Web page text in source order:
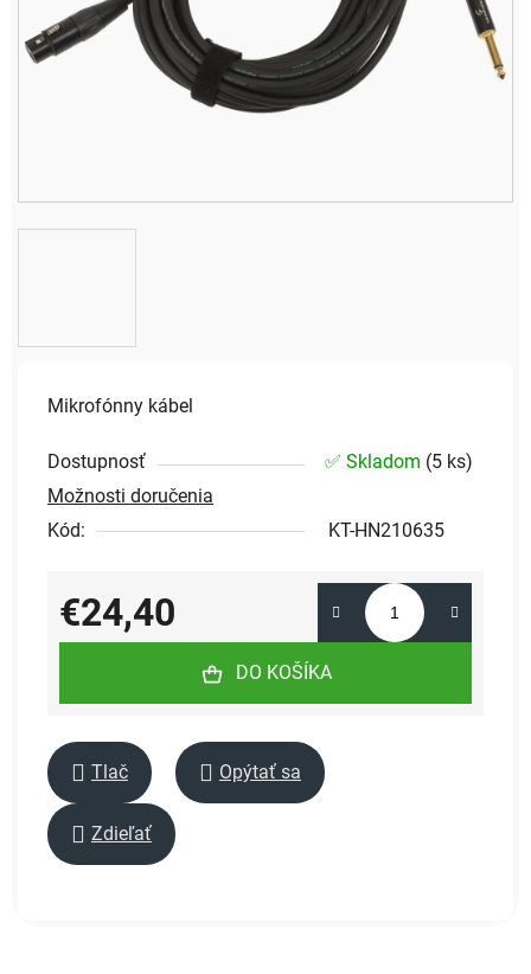
Mikrofónny kábel
Dostupnosť ✅ Skladom (5 ks)
Možnosti doručenia
Kód:
KT-HN210635
€24,40
Jednotková cena:
DO KOŠÍKA
Tlač Opýtať sa
Zdieľať